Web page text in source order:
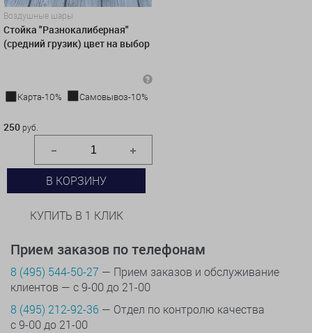
Воздушные шары
Стойка "Разнокалиберная"
(средний грузик) цвет на выбор
Карта-10%
Самовывоз-10%
250 руб.
В КОРЗИНУ
КУПИТЬ В 1 КЛИК
Прием заказов по телефонам
8 (495) 544-50-27 — Прием заказов и обслуживание
клиентов — с 9-00 до 21-00
8 (495) 212-92-36 — Отдел по контролю качества
с 9-00 до 21-00